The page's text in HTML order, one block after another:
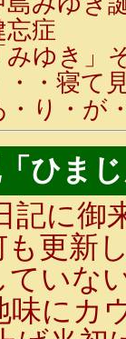
忘症
みゆき」
・・寝て
・り・が
ひま
に御
更新
ていな
味にカ